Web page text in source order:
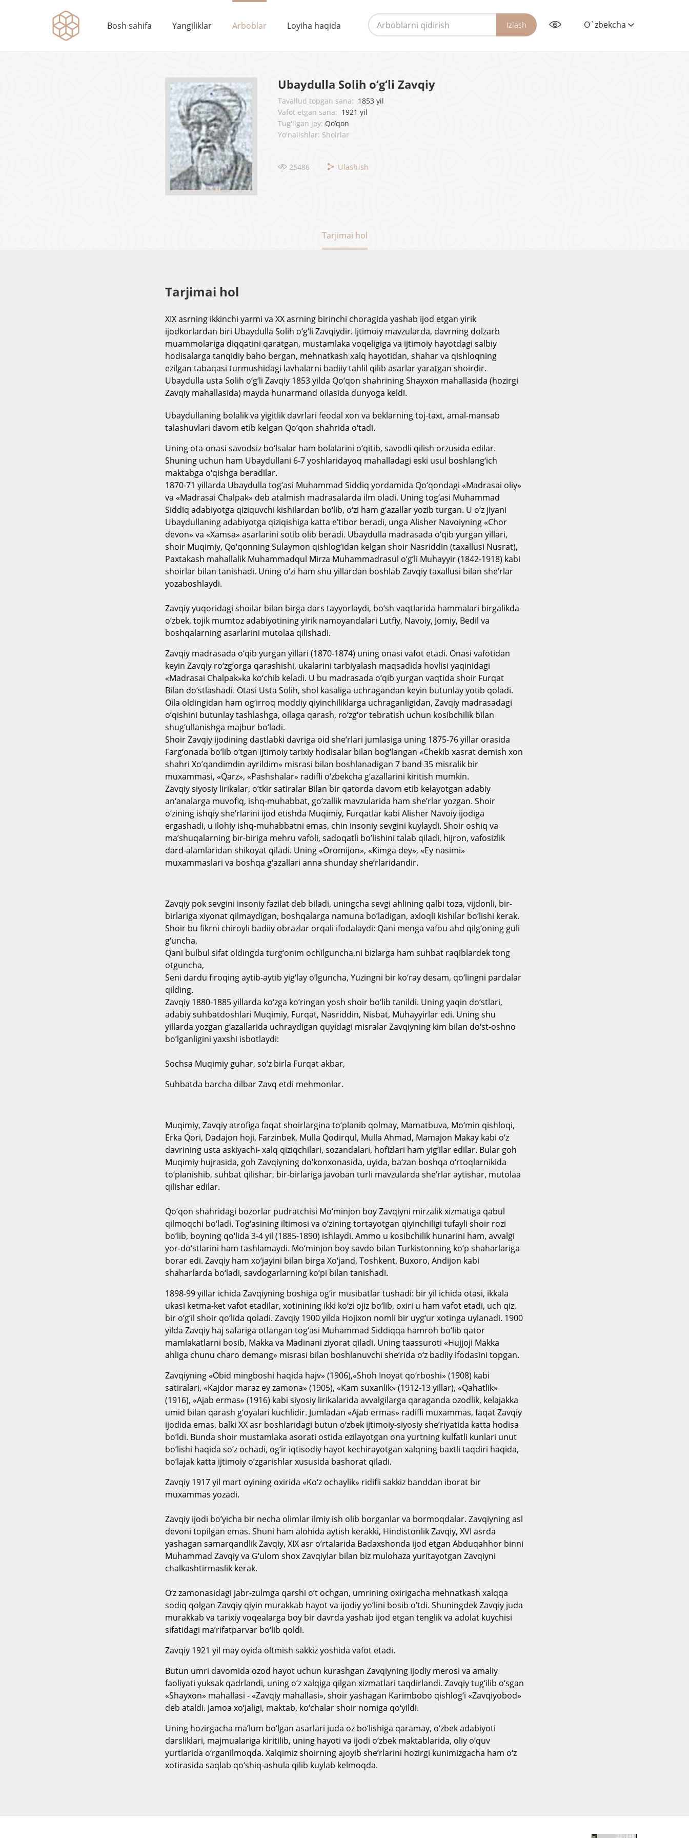
Bosh sahifa Yangiliklar Arboblar Loyiha haqida Izlash O`zbekcha
Ubaydulla Solih o‘g‘li Zavqiy
Tavallud topgan sana: 1853 yil
Vafot etgan sana: 1921 yil
Tug'ilgan joy: Qo’qon
Yo'nalishlar: Shoirlar
25486 Ulashish
Tarjimai hol
Tarjimai hol
XIX asrning ikkinchi yarmi va XX asrning birinchi choragida yashab ijod etgan yirik
ijodkorlardan biri Ubaydulla Solih o‘g‘li Zavqiydir. Ijtimoiy mavzularda, davrning dolzarb
muammolariga diqqatini qaratgan, mustamlaka voqeligiga va ijtimoiy hayotdagi salbiy
hodisalarga tanqidiy baho bergan, mehnatkash xalq hayotidan, shahar va qishloqning
ezilgan tabaqasi turmushidagi lavhalarni badiiy tahlil qilib asarlar yaratgan shoirdir.
Ubaydulla usta Solih o‘g‘li Zavqiy 1853 yilda Qo‘qon shahrining Shayxon mahallasida (hozirgi
Zavqiy mahallasida) mayda hunarmand oilasida dunyoga keldi.
Ubaydullaning bolalik va yigitlik davrlari feodal xon va beklarning toj-taxt, amal-mansab
talashuvlari davom etib kelgan Qo‘qon shahrida o‘tadi.
Uning ota-onasi savodsiz bo‘lsalar ham bolalarini o‘qitib, savodli qilish orzusida edilar.
Shuning uchun ham Ubaydullani 6-7 yoshlaridayoq mahalladagi eski usul boshlang‘ich
maktabga o‘qishga beradilar.
1870-71 yillarda Ubaydulla tog‘asi Muhammad Siddiq yordamida Qo‘qondagi «Madrasai oliy»
va «Madrasai Chalpak» deb atalmish madrasalarda ilm oladi. Uning tog’asi Muhammad
Siddiq adabiyotga qiziquvchi kishilardan bo‘lib, o‘zi ham g’azallar yozib turgan. U o‘z jiyani
Ubaydullaning adabiyotga qiziqishiga katta e’tibor beradi, unga Alisher Navoiyning «Chor
devon» va «Xamsa» asarlarini sotib olib beradi. Ubaydulla madrasada o‘qib yurgan yillari,
shoir Muqimiy, Qo‘qonning Sulaymon qishlog‘idan kelgan shoir Nasriddin (taxallusi Nusrat),
Paxtakash mahallalik Muhammadqul Mirza Muhammadrasul o’g’li Muhayyir (1842-1918) kabi
shoirlar bilan tanishadi. Uning o‘zi ham shu yillardan boshlab Zavqiy taxallusi bilan she’rlar
yozaboshlaydi.
Zavqiy yuqoridagi shoilar bilan birga dars tayyorlaydi, bo‘sh vaqtlarida hammalari birgalikda
o‘zbek, tojik mumtoz adabiyotining yirik namoyandalari Lutfiy, Navoiy, Jomiy, Bedil va
boshqalarning asarlarini mutolaa qilishadi.
Zavqiy madrasada o‘qib yurgan yillari (1870-1874) uning onasi vafot etadi. Onasi vafotidan
keyin Zavqiy ro‘zg‘orga qarashishi, ukalarini tarbiyalash maqsadida hovlisi yaqinidagi
«Madrasai Chalpak»ka ko‘chib keladi. U bu madrasada o‘qib yurgan vaqtida shoir Furqat
Bilan do‘stlashadi. Otasi Usta Solih, shol kasaliga uchragandan keyin butunlay yotib qoladi.
Oila oldingidan ham og‘irroq moddiy qiyinchiliklarga uchraganligidan, Zavqiy madrasadagi
o’qishini butunlay tashlashga, oilaga qarash, ro‘zg‘or tebratish uchun kosibchilik bilan
shug‘ullanishga majbur bo‘ladi.
Shoir Zavqiy ijodining dastlabki davriga oid she’rlari jumlasiga uning 1875-76 yillar orasida
Farg‘onada bo‘lib o‘tgan ijtimoiy tarixiy hodisalar bilan bog‘langan «Chekib xasrat demish xon
shahri Xo’qandimdin ayrildim» misrasi bilan boshlanadigan 7 band 35 misralik bir
muxammasi, «Qarz», «Pashshalar» radifli o‘zbekcha g‘azallarini kiritish mumkin.
Zavqiy siyosiy lirikalar, o‘tkir satiralar Bilan bir qatorda davom etib kelayotgan adabiy
an‘analarga muvofiq, ishq-muhabbat, go’zallik mavzularida ham she’rlar yozgan. Shoir
o‘zining ishqiy she’rlarini ijod etishda Muqimiy, Furqatlar kabi Alisher Navoiy ijodiga
ergashadi, u ilohiy ishq-muhabbatni emas, chin insoniy sevgini kuylaydi. Shoir oshiq va
ma’shuqalarning bir-biriga mehru vafoli, sadoqatli bo’lishini talab qiladi, hijron, vafosizlik
dard-alamlaridan shikoyat qiladi. Uning «Oromijon», «Kimga dey», «Ey nasimi»
muxammaslari va boshqa g‘azallari anna shunday she’rlaridandir.
Zavqiy pok sevgini insoniy fazilat deb biladi, uningcha sevgi ahlining qalbi toza, vijdonli, bir-
birlariga xiyonat qilmaydigan, boshqalarga namuna bo‘ladigan, axloqli kishilar bo‘lishi kerak.
Shoir bu fikrni chiroyli badiiy obrazlar orqali ifodalaydi: Qani menga vafou ahd qilg‘oning guli
g‘uncha,
Qani bulbul sifat oldingda turg‘onim ochilguncha,ni bizlarga ham suhbat raqiblardek tong
otguncha,
Seni dardu firoqing aytib-aytib yig‘lay o‘lguncha, Yuzingni bir ko‘ray desam, qo‘lingni pardalar
qilding.
Zavqiy 1880-1885 yillarda ko‘zga ko‘ringan yosh shoir bo‘lib tanildi. Uning yaqin do‘stlari,
adabiy suhbatdoshlari Muqimiy, Furqat, Nasriddin, Nisbat, Muhayyirlar edi. Uning shu
yillarda yozgan g‘azallarida uchraydigan quyidagi misralar Zavqiyning kim bilan do‘st-oshno
bo‘lganligini yaxshi isbotlaydi:
Sochsa Muqimiy guhar, so‘z birla Furqat akbar,
Suhbatda barcha dilbar Zavq etdi mehmonlar.
Muqimiy, Zavqiy atrofiga faqat shoirlargina to‘planib qolmay, Mamatbuva, Mo‘min qishloqi,
Erka Qori, Dadajon hoji, Farzinbek, Mulla Qodirqul, Mulla Ahmad, Mamajon Makay kabi o‘z
davrining usta askiyachi- xalq qiziqchilari, sozandalari, hofizlari ham yig‘ilar edilar. Bular goh
Muqimiy hujrasida, goh Zavqiyning do‘konxonasida, uyida, ba‘zan boshqa o‘rtoqlarnikida
to‘planishib, suhbat qilishar, bir-birlariga javoban turli mavzularda she’rlar aytishar, mutolaa
qilishar edilar.
Qo‘qon shahridagi bozorlar pudratchisi Mo‘minjon boy Zavqiyni mirzalik xizmatiga qabul
qilmoqchi bo‘ladi. Tog‘asining iltimosi va o‘zining tortayotgan qiyinchiligi tufayli shoir rozi
bo‘lib, boyning qo‘lida 3-4 yil (1885-1890) ishlaydi. Ammo u kosibchilik hunarini ham, avvalgi
yor-do‘stlarini ham tashlamaydi. Mo‘minjon boy savdo bilan Turkistonning ko‘p shaharlariga
borar edi. Zavqiy ham xo‘jayini bilan birga Xo‘jand, Toshkent, Buxoro, Andijon kabi
shaharlarda bo‘ladi, savdogarlarning ko‘pi bilan tanishadi.
1898-99 yillar ichida Zavqiyning boshiga og‘ir musibatlar tushadi: bir yil ichida otasi, ikkala
ukasi ketma-ket vafot etadilar, xotinining ikki ko‘zi ojiz bo‘lib, oxiri u ham vafot etadi, uch qiz,
bir o‘g‘il shoir qo‘lida qoladi. Zavqiy 1900 yilda Hojixon nomli bir uyg‘ur xotinga uylanadi. 1900
yilda Zavqiy haj safariga otlangan tog‘asi Muhammad Siddiqqa hamroh bo‘lib qator
mamlakatlarni bosib, Makka va Madinani ziyorat qiladi. Uning taassuroti «Hujjoji Makka
ahliga chunu charo demang» misrasi bilan boshlanuvchi she’rida o‘z badiiy ifodasini topgan.
Zavqiyning «Obid mingboshi haqida hajv» (1906),«Shoh Inoyat qo‘rboshi» (1908) kabi
satiralari, «Kajdor maraz ey zamona» (1905), «Kam suxanlik» (1912-13 yillar), «Qahatlik»
(1916), «Ajab ermas» (1916) kabi siyosiy lirikalarida avvalgilarga qaraganda ozodlik, kelajakka
umid bilan qarash g‘oyalari kuchlidir. Jumladan «Ajab ermas» radifli muxammas, faqat Zavqiy
ijodida emas, balki XX asr boshlaridagi butun o‘zbek ijtimoiy-siyosiy she’riyatida katta hodisa
bo‘ldi. Bunda shoir mustamlaka asorati ostida ezilayotgan ona yurtning kulfatli kunlari unut
bo‘lishi haqida so‘z ochadi, og‘ir iqtisodiy hayot kechirayotgan xalqning baxtli taqdiri haqida,
bo‘lajak katta ijtimoiy o‘zgarishlar xususida bashorat qiladi.
Zavqiy 1917 yil mart oyining oxirida «Ko‘z ochaylik» ridifli sakkiz banddan iborat bir
muxammas yozadi.
Zavqiy ijodi bo‘yicha bir necha olimlar ilmiy ish olib borganlar va bormoqdalar. Zavqiyning asl
devoni topilgan emas. Shuni ham alohida aytish kerakki, Hindistonlik Zavqiy, XVI asrda
yashagan samarqandlik Zavqiy, XIX asr o’rtalarida Badaxshonda ijod etgan Abduqahhor binni
Muhammad Zavqiy va G‘ulom shox Zavqiylar bilan biz mulohaza yuritayotgan Zavqiyni
chalkashtirmaslik kerak.
O‘z zamonasidagi jabr-zulmga qarshi o‘t ochgan, umrining oxirigacha mehnatkash xalqqa
sodiq qolgan Zavqiy qiyin murakkab hayot va ijodiy yo’lini bosib o’tdi. Shuningdek Zavqiy juda
murakkab va tarixiy voqealarga boy bir davrda yashab ijod etgan tenglik va adolat kuychisi
sifatidagi ma’rifatparvar bo‘lib qoldi.
Zavqiy 1921 yil may oyida oltmish sakkiz yoshida vafot etadi.
Butun umri davomida ozod hayot uchun kurashgan Zavqiyning ijodiy merosi va amaliy
faoliyati yuksak qadrlandi, uning o‘z xalqiga qilgan xizmatlari taqdirlandi. Zavqiy tug‘ilib o‘sgan
«Shayxon» mahallasi - «Zavqiy mahallasi», shoir yashagan Karimbobo qishlog‘i «Zavqiyobod»
deb ataldi. Jamoa xo‘jaligi, maktab, ko‘chalar shoir nomiga qo‘yildi.
Uning hozirgacha ma’lum bo‘lgan asarlari juda oz bo‘lishiga qaramay, o‘zbek adabiyoti
darsliklari, majmualariga kiritilib, uning hayoti va ijodi o‘zbek maktablarida, oliy o‘quv
yurtlarida o‘rganilmoqda. Xalqimiz shoirning ajoyib she’rlarini hozirgi kunimizgacha ham o‘z
xotirasida saqlab qo‘shiq-ashula qilib kuylab kelmoqda.